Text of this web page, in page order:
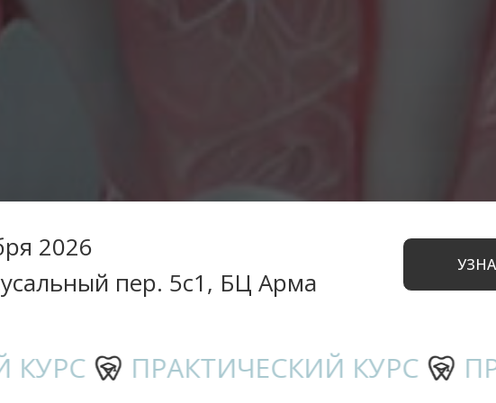
2026
пер. 5с1, БЦ Арма
ПРАКТИЧЕСКИЙ КУРС